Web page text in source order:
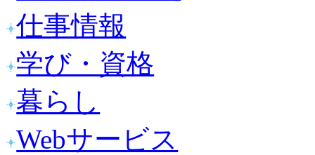
仕事情報
学び・資格
暮らし
Webサービス